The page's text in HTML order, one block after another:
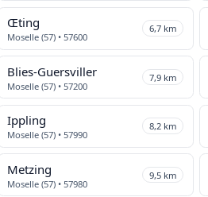
Œting
Moselle (57) • 57600
6,7 km
Blies-Guersviller
Moselle (57) • 57200
7,9 km
Ippling
Moselle (57) • 57990
8,2 km
Metzing
Moselle (57) • 57980
9,5 km